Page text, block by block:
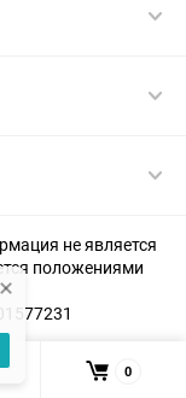
не является
положениями
KHAKIMOVSEO.RU
0